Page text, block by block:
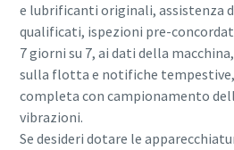
e lubrificanti originali, assistenza
qualificati, ispezioni pre-
7 giorni su 7, ai dati della
sulla flotta e notifiche
completa con campionamento
vibrazioni.
Se desideri dotare le